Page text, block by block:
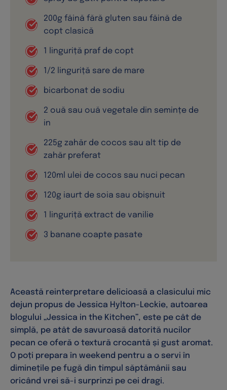
Această reinterpretare delicioasă a clasicului mic
dejun propus de Jessica Hylton-Leckie, autoarea
blogului „Jessica in the Kitchen”, este pe cât de
simplă, pe atât de savuroasă datorită nucilor
pecan ce oferă o textură crocantă și gust aromat.
O poți prepara în weekend pentru a o servi în
diminețile pe fugă din timpul săptămânii sau
oricând vrei să-i surprinzi pe cei dragi.